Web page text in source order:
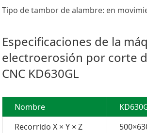
Tipo de tambor de alambre: en
Especificaciones de la
electroerosión por corte
CNC KD630GL
Nombre
Recorrido X × Y × Z